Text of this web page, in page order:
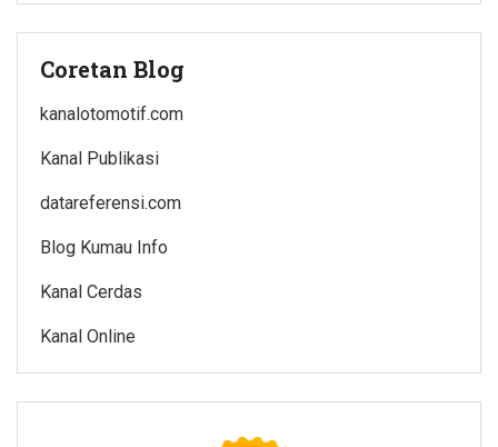
Coretan Blog
kanalotomotif.com
Kanal Publikasi
datareferensi.com
Blog Kumau Info
Kanal Cerdas
Kanal Online